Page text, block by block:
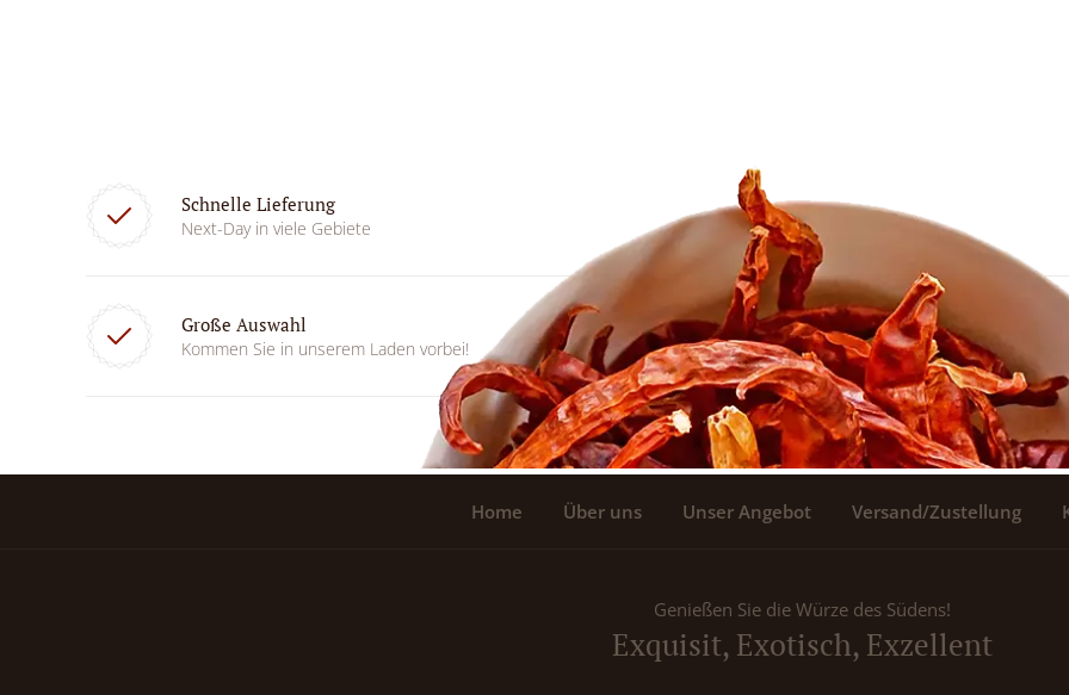
Schnelle Lieferung
Next-Day in viele Gebiete
Große Auswahl
Kommen Sie in unserem Laden vorbei!
Home Über uns Unser Angebot Versand/Zustellung
Genießen Sie die Würze des Südens!
Exquisit, Exotisch, Exzellent